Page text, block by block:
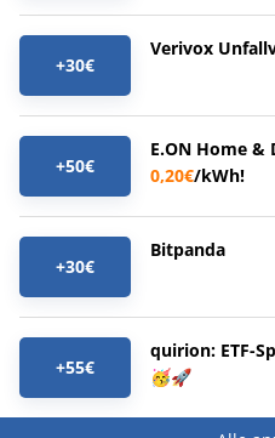
+30€
Verivox
+50€
E.ON Home &
0,20€/kWh!
+30€
Bitpanda
+55€
quirion: ETF-
🥳🚀